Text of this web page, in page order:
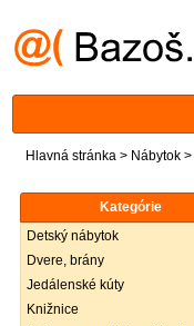
Hlavná stránka > Nábytok >
Kategórie
Detský nábytok
Dvere, brány
Jedálenské kúty
Knižnice